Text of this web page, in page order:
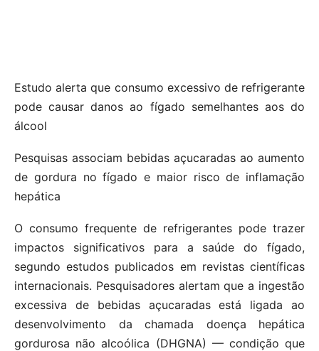
Estudo alerta que consumo excessivo de refrigerante
pode causar danos ao fígado semelhantes aos do
álcool
Pesquisas associam bebidas açucaradas ao aumento
de gordura no fígado e maior risco de inflamação
hepática
O consumo frequente de refrigerantes pode trazer
impactos significativos para a saúde do fígado,
segundo estudos publicados em revistas científicas
internacionais. Pesquisadores alertam que a ingestão
excessiva de bebidas açucaradas está ligada ao
desenvolvimento da chamada doença hepática
gordurosa não alcoólica (DHGNA) — condição que